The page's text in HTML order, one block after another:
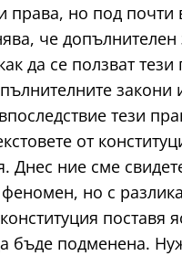
права, но под почти
че допълнителен
да се ползват тези
закони
тези
от
Днес ние сме
но с
поставя
бъде подменена.